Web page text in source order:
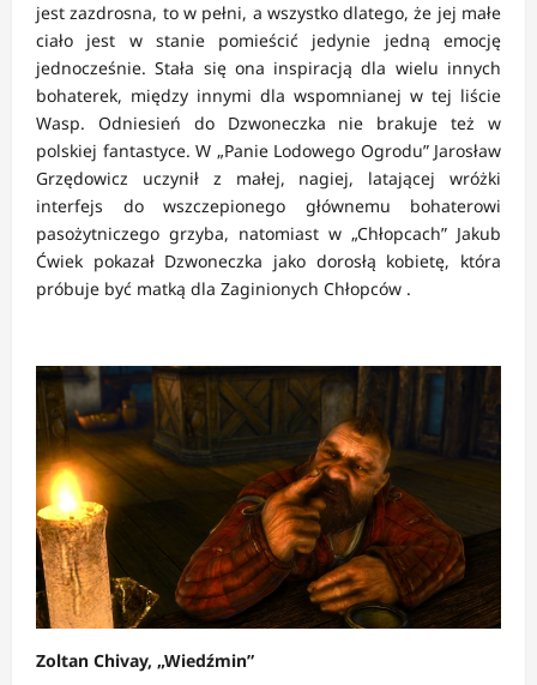
jest zazdrosna, to w pełni, a wszystko dlatego, że jej małe
ciało jest w stanie pomieścić jedynie jedną emocję
jednocześnie. Stała się ona inspiracją dla wielu innych
bohaterek, między innymi dla wspomnianej w tej liście
Wasp. Odniesień do Dzwoneczka nie brakuje też w
polskiej fantastyce. W „Panie Lodowego Ogrodu” Jarosław
Grzędowicz uczynił z małej, nagiej, latającej wróżki
interfejs do wszczepionego głównemu bohaterowi
pasożytniczego grzyba, natomiast w „Chłopcach” Jakub
Ćwiek pokazał Dzwoneczka jako dorosłą kobietę, która
próbuje być matką dla Zaginionych Chłopców .
Zoltan Chivay, „Wiedźmin”